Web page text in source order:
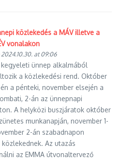
közlekedés a MÁV illetve a
vonalakon
2024.10.30. at 09:06
kegyeleti ünnep alkalmából
a közlekedési rend. Október
én a pénteki, november elsején a
2-án az ünnepnapi
A helyközi buszjáratok október
munkanapján, november 1-
2-án szabadnapon
Az utazás
az EMMA útvonaltervező